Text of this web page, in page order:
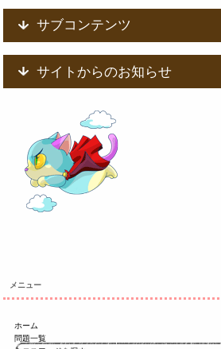
サブコンテンツ
サイトからのお知らせ
メニュー
ホーム
問題一覧